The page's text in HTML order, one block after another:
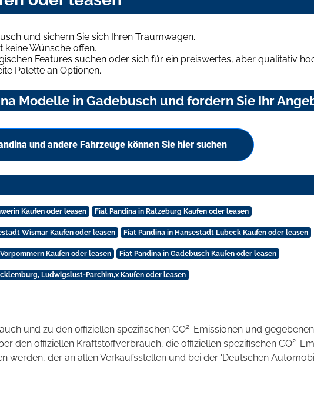
und sichern Sie sich Ihren Traumwagen.
Wünsche offen.
Features suchen oder sich für ein preiswertes, aber qualitativ
Palette an Optionen.
Modelle in Gadebusch und fordern Sie Ihr
und andere Fahrzeuge können Sie hier suchen
Kaufen oder leasen Fiat Pandina in Ratzeburg Kaufen oder leasen
Wismar Kaufen oder leasen Fiat Pandina in Hansestadt Lübeck Kaufen oder leasen
Kaufen oder leasen Fiat Pandina in Gadebusch Kaufen oder leasen
Ludwigslust-Parchim,x Kaufen oder leasen
und zu den offiziellen spezifischen CO2-Emissionen und
den offiziellen Kraftstoffverbrauch, die offiziellen spezifischen CO2-
werden, der an allen Verkaufsstellen und bei der 'Deutschen